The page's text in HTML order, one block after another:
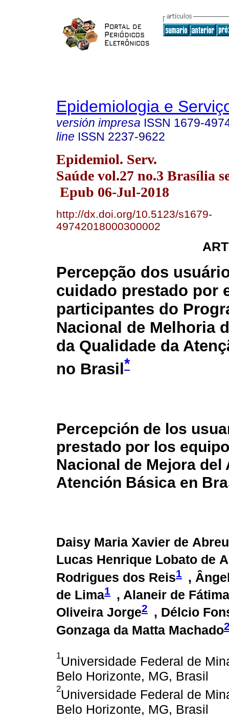
Epidemiologia e
versión impresa ISSN 1679-
line ISSN 2237-9622
Epidemiol. Serv.
Saúde vol.27 no.3 Brasília
Epub 06-Jul-2018
http://dx.doi.org/10.5123/s1679-
49742018000300002
Percepção dos
cuidado prestado por
participantes do
Nacional de Melhoria
da Qualidade da
no Brasil *
Percepción de los
prestado por los
Nacional de Mejora
Atención Básica en
Daisy Maria Xavier de
Lucas Henrique Lobato de
Rodrigues dos Reis1
,
de Lima1 , Alaneir de
Oliveira Jorge2
, Délcio
Gonzaga da Matta Machado
1Universidade Federal de
Belo Horizonte, MG, Brasil
2Universidade Federal de
Belo Horizonte, MG, Brasil